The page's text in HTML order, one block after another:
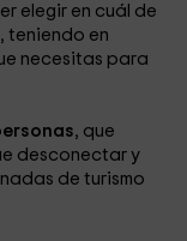
elegir en cuál de
teniendo en
necesitas para
, que
desconectar y
de turismo